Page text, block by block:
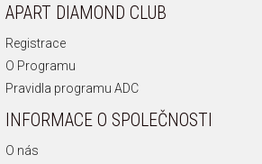
APART DIAMOND CLUB
Registrace
O Programu
Pravidla programu ADC
INFORMACE O SPOLEČNOSTI
O nás